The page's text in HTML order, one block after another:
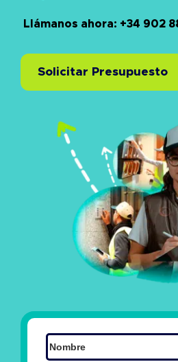
Llámanos ahora: +34 902
Solicitar Presupuesto